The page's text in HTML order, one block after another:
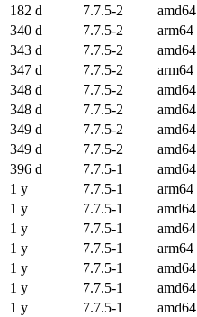
182 d
7.7.5-2 amd64
340 d
7.7.5-2 arm64
343 d
7.7.5-2 amd64
347 d
7.7.5-2 arm64
348 d
7.7.5-2 amd64
348 d
7.7.5-2 amd64
349 d
7.7.5-2 amd64
349 d
7.7.5-2 amd64
396 d
7.7.5-1 amd64
1 y
7.7.5-1 arm64
1 y
7.7.5-1 amd64
1 y
7.7.5-1 amd64
1 y
7.7.5-1 arm64
1 y
7.7.5-1 amd64
1 y
7.7.5-1 amd64
1 y
7.7.5-1 amd64